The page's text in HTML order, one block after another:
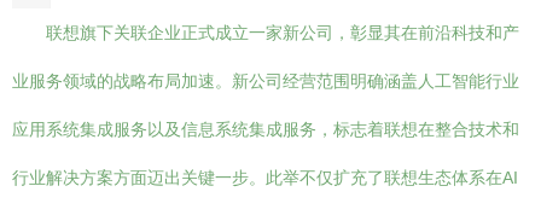
联想旗下关联企业正式成立一家新公司，彰显其在前沿科技和产
业服务领域的战略布局加速。新公司经营范围明确涵盖人工智能行业
应用系统集成服务以及信息系统集成服务，标志着联想在整合技术和
行业解决方案方面迈出关键一步。此举不仅扩充了联想生态体系在AI